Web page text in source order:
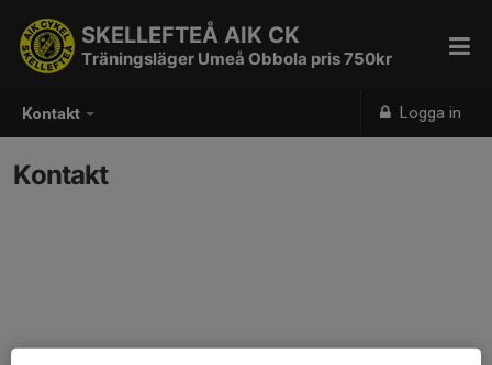
Kontakt Logga in
SKELLEFTEÅ AIK CK
Träningsläger Umeå Obbola pris 750kr
Kontakt